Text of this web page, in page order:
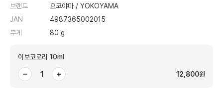
브랜드
요코야마 / YOKOYAMA
JAN
4987365002015
무게
80 g
이보코로리 10ml
− + 12,800원